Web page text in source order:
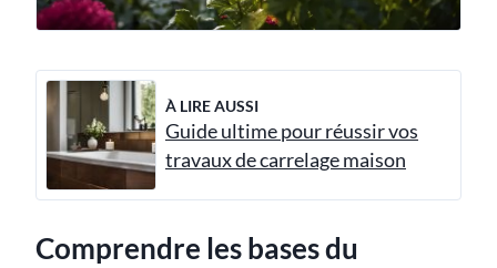
À LIRE AUSSI
Guide ultime pour réussir vos
travaux de carrelage maison
Comprendre les bases du